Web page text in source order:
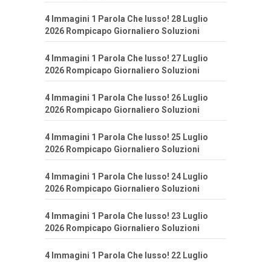
4 Immagini 1 Parola Che lusso! 28 Luglio
2026 Rompicapo Giornaliero Soluzioni
4 Immagini 1 Parola Che lusso! 27 Luglio
2026 Rompicapo Giornaliero Soluzioni
4 Immagini 1 Parola Che lusso! 26 Luglio
2026 Rompicapo Giornaliero Soluzioni
4 Immagini 1 Parola Che lusso! 25 Luglio
2026 Rompicapo Giornaliero Soluzioni
4 Immagini 1 Parola Che lusso! 24 Luglio
2026 Rompicapo Giornaliero Soluzioni
4 Immagini 1 Parola Che lusso! 23 Luglio
2026 Rompicapo Giornaliero Soluzioni
4 Immagini 1 Parola Che lusso! 22 Luglio